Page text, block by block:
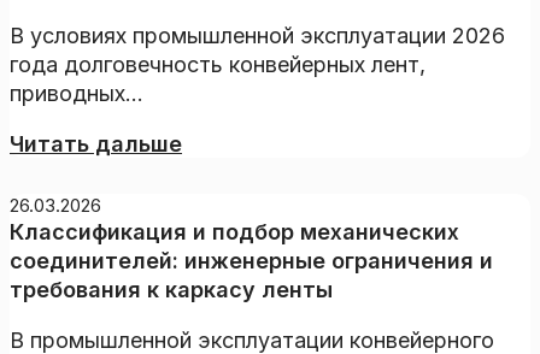
В условиях промышленной эксплуатации 2026
года долговечность конвейерных лент,
приводных...
Читать дальше
26.03.2026
Классификация и подбор механических
соединителей: инженерные ограничения и
требования к каркасу ленты
В промышленной эксплуатации конвейерного